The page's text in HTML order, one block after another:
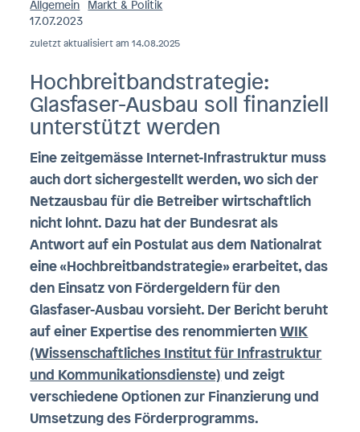
Allgemein
Markt & Politik
17.07.2023
zuletzt aktualisiert am 14.08.2025
Hochbreitbandstrategie:
Glasfaser-Ausbau soll finanziell
unterstützt werden
Eine zeitgemässe Internet-Infrastruktur muss
auch dort sichergestellt werden, wo sich der
Netzausbau für die Betreiber wirtschaftlich
nicht lohnt. Dazu hat der Bundesratals
Antwort auf ein Postulat aus dem Nationalrat
eine «Hochbreitbandstrategie» erarbeitet, das
den Einsatz von Fördergeldern für den
Glasfaser-Ausbau vorsieht. Der Bericht beruht
auf einer Expertise des renommiertenWIK
(Wissenschaftliches Institut für Infrastruktur
und Kommunikationsdienste) und zeigt
verschiedene Optionen zur Finanzierung und
Umsetzung des Förderprogramms.